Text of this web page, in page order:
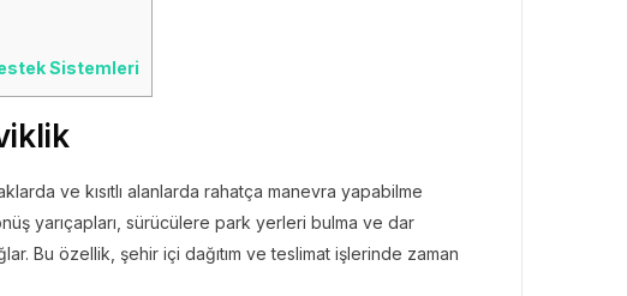
Sistemleri
ve kısıtlı alanlarda rahatça manevra yapabilme
yarıçapları, sürücülere park yerleri bulma ve dar
Bu özellik, şehir içi dağıtım ve teslimat işlerinde zaman